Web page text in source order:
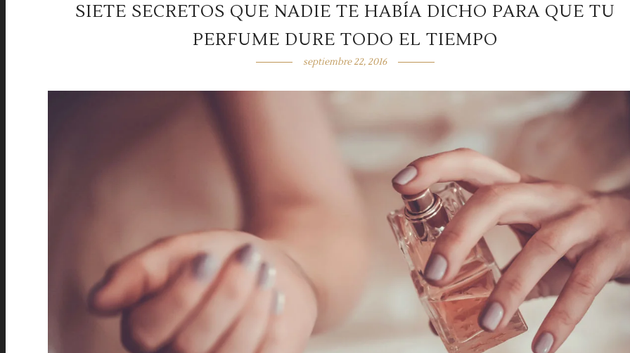
SIETE SECRETOS QUE NADIE TE HABÍA DICHO PARA QUE TU
PERFUME DURE TODO EL TIEMPO
septiembre 22, 2016